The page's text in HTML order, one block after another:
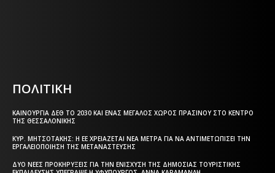
ΠΟΛΙΤΙΚΗ
ΚΑΙΝΟΎΡΓΙΑ ΔΕΘ ΤΟ 2030 ΚΑΙ ΈΝΑΣ ΜΕΓΆΛΟΣ ΧΏΡΟΣ ΠΡΑΣΊΝΟΥ ΣΤΟ ΚΈΝΤΡΟ
ΤΗΣ ΘΕΣΣΑΛΟΝΊΚΗΣ
ΚΥΡ. ΜΗΤΣΟΤΆΚΗΣ: Η ΕΕ ΧΡΕΙΆΖΕΤΑΙ ΝΈΑ ΜΈΤΡΑ ΓΙΑ ΝΑ ΑΝΤΙΜΕΤΩΠΊΣΕΙ ΤΗΝ
ΕΡΓΑΛΕΙΟΠΟΊΗΣΗ ΤΗΣ ΜΕΤΑΝΆΣΤΕΥΣΗΣ
ΔΎΟ ΝΈΕΣ ΠΡΟΚΗΡΎΞΕΙΣ ΓΙΑ ΤΗΝ ΕΝΊΣΧΥΣΗ ΤΗΣ ΔΗΜΌΣΙΑΣ ΤΟΥΡΙΣΤΙΚΉΣ